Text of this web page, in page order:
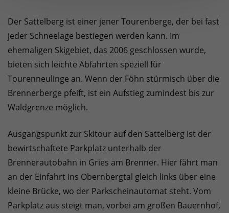
Der Sattelberg ist einer jener Tourenberge, der bei fast
jeder Schneelage bestiegen werden kann. Im
ehemaligen Skigebiet, das 2006 geschlossen wurde,
bieten sich leichte Abfahrten speziell für
Tourenneulinge an. Wenn der Föhn stürmisch über die
Brennerberge pfeift, ist ein Aufstieg zumindest bis zur
Waldgrenze möglich.
Ausgangspunkt zur Skitour auf den Sattelberg ist der
bewirtschaftete Parkplatz unterhalb der
Brennerautobahn in Gries am Brenner. Hier fährt man
an der Einfahrt ins Obernbergtal gleich links über eine
kleine Brücke, wo der Parkscheinautomat steht. Vom
Parkplatz aus steigt man, vorbei am großen Bauernhof,